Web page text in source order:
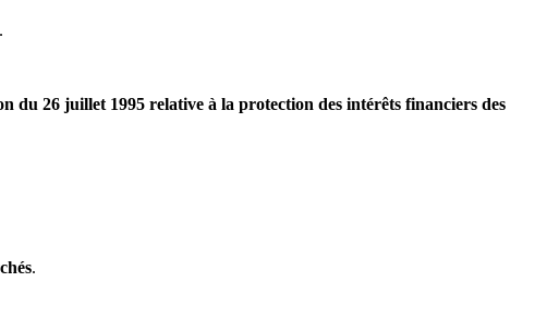
du 26 juillet 1995 relative à la protection des intérêts financiers des
.